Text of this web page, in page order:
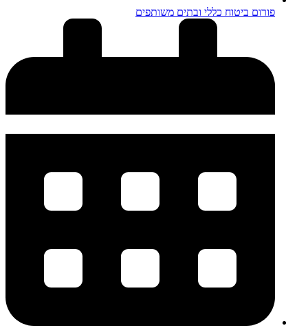
פורום ביטוח כללי ובתים משותפים